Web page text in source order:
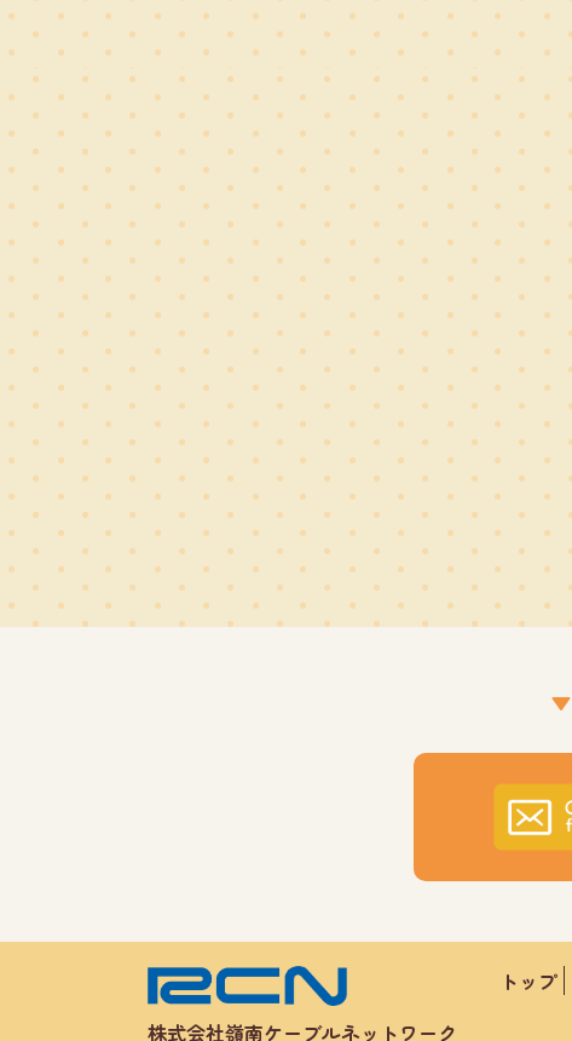
株式会社嶺南ケーブルネットワーク
トップ